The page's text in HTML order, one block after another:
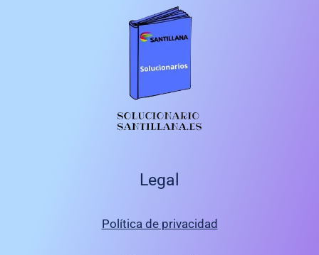
Legal
Política de privacidad